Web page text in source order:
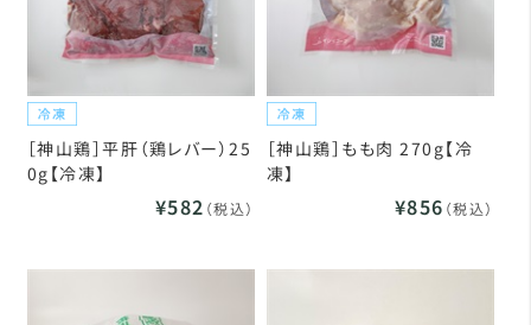
［神山鶏］平肝（鶏レバー）25
0g【冷凍】
¥582 （税込）
［神山鶏］もも肉 270g【冷
凍】
¥856 （税込）